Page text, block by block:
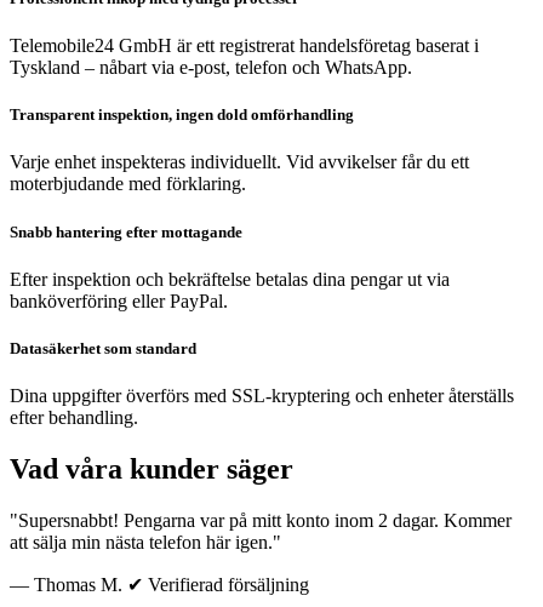
Telemobile24 GmbH är ett registrerat handelsföretag baserat i
Tyskland – nåbart via e-post, telefon och WhatsApp.
Transparent inspektion, ingen dold omförhandling
Varje enhet inspekteras individuellt. Vid avvikelser får du ett
moterbjudande med förklaring.
Snabb hantering efter mottagande
Efter inspektion och bekräftelse betalas dina pengar ut via
banköverföring eller PayPal.
Datasäkerhet som standard
Dina uppgifter överförs med SSL-kryptering och enheter återställs
efter behandling.
Vad våra kunder säger
"Supersnabbt! Pengarna var på mitt konto inom 2 dagar. Kommer
att sälja min nästa telefon här igen."
— Thomas M. ✔ Verifierad försäljning